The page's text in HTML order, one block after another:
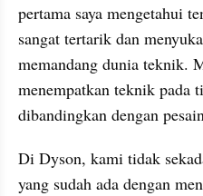
pertama saya mengetahui
sangat tertarik dan
memandang dunia teknik.
menempatkan teknik pada
dibandingkan dengan
Di Dyson, kami tidak
yang sudah ada dengan